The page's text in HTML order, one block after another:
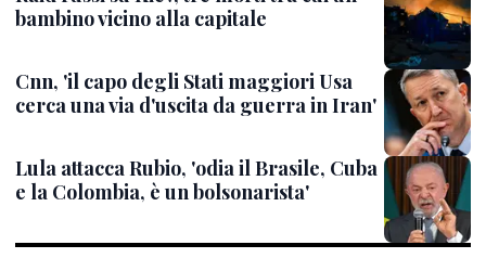
bambino vicino alla capitale
Cnn, 'il capo degli Stati maggiori Usa
cerca una via d'uscita da guerra in Iran'
Lula attacca Rubio, 'odia il Brasile, Cuba
e la Colombia, è un bolsonarista'